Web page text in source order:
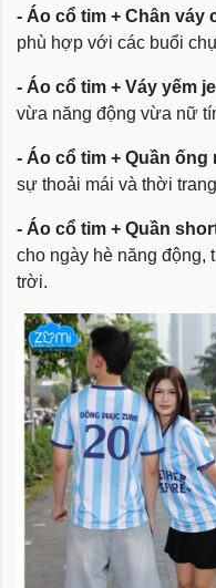
- Áo cổ tim + Chân váy
phù hợp với các buổi
- Áo cổ tim + Váy yếm
vừa năng động vừa nữ
- Áo cổ tim + Quần
sự thoải mái và thời
- Áo cổ tim + Quần
cho ngày hè năng động,
trời.